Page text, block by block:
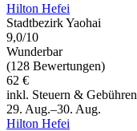
Hilton Hefei
Stadtbezirk Yaohai
9,0/10
Wunderbar
(128 Bewertungen)
62 €
inkl. Steuern & Gebühren
29. Aug.–30. Aug.
Hilton Hefei